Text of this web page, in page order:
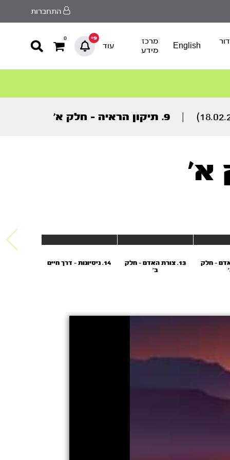
התחברות
English
מרכז
מידע
עוד
9+
0
9. תיקון הראיה – חלק א’
- חלק
13. צורת האדם - חלק
ב'
14. ניסיונות - דרך חיים